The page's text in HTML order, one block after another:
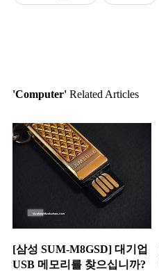
'Computer' Related Articles
[삼성 SUM-M8GSD] 대기업
USB 메모리를 찾으십니까?